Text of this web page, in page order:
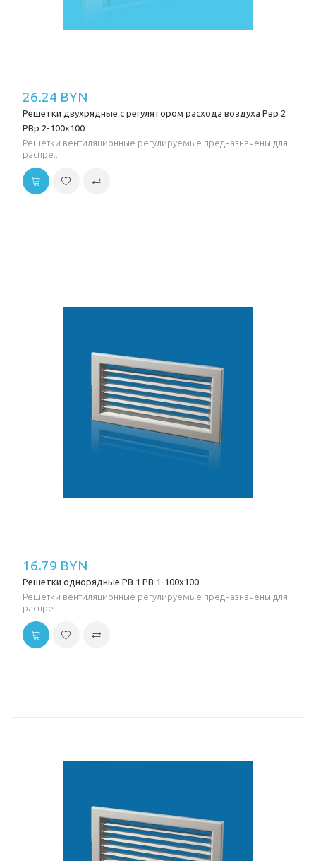
26.24 BYN
Решетки двухрядные с регулятором расхода воздуха Рвр 2
РВр 2-100х100
Решетки вентиляционные регулируемые предназначены для
распре..
16.79 BYN
Решетки однорядные РВ 1 РВ 1-100х100
Решетки вентиляционные регулируемые предназначены для
распре..